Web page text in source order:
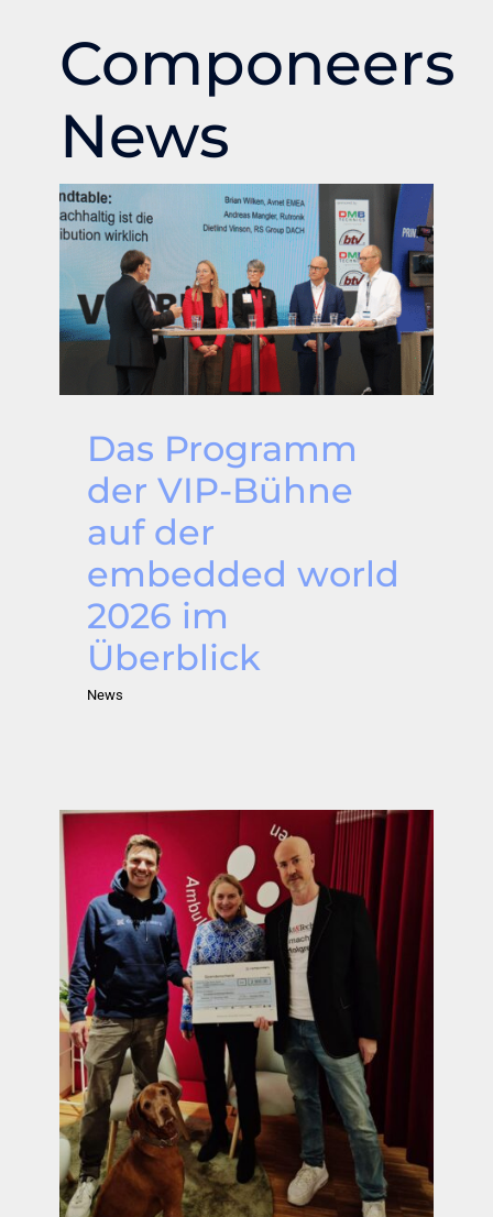
Componeers
News
Das Programm
der VIP-Bühne
auf der
embedded world
2026 im
Überblick
News